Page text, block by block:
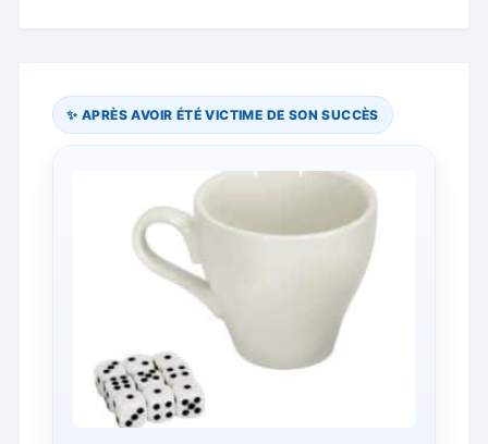
✨ APRÈS AVOIR ÉTÉ VICTIME DE SON SUCCÈS